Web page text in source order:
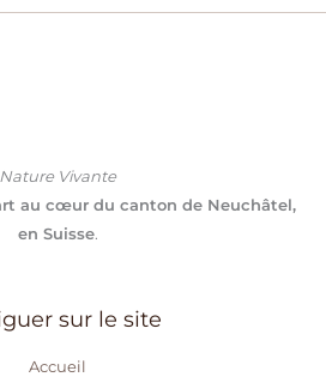
Nature Vivante
au cœur du canton de Neuchâtel,
en Suisse.
sur le site
Accueil